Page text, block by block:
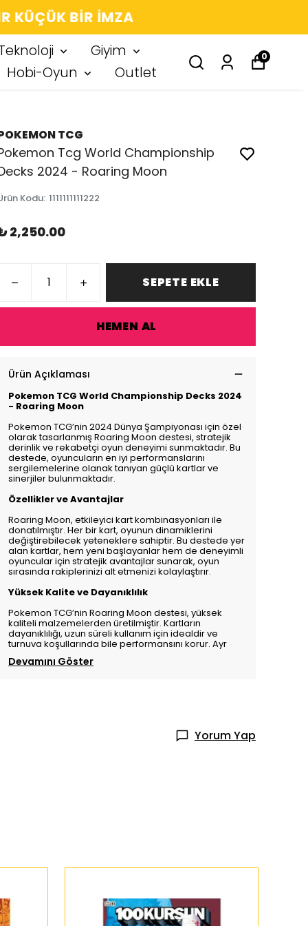
Giyim
Hobi-Oyun Outlet
0
TCG
Tcg World Championship
2024 - Roaring Moon
Kodu: 1111111111222
2,250.00
SEPETE EKLE
HEMEN AL
Ürün Açıklaması
Pokemon TCG World Championship Decks 2024
- Roaring Moon
Pokemon TCG’nin 2024 Dünya Şampiyonası için özel
olarak tasarlanmış Roaring Moon destesi, stratejik
derinlik ve rekabetçi oyun deneyimi sunmaktadır. Bu
destede, oyuncuların en iyi performanslarını
sergilemelerine olanak tanıyan güçlü kartlar ve
sinerjiler bulunmaktadır.
Özellikler ve Avantajlar
Roaring Moon, etkileyici kart kombinasyonları ile
donatılmıştır. Her bir kart, oyunun dinamiklerini
değiştirebilecek yeteneklere sahiptir. Bu destede yer
alan kartlar, hem yeni başlayanlar hem de deneyimli
oyuncular için stratejik avantajlar sunarak, oyun
sırasında rakiplerinizi alt etmenizi kolaylaştırır.
Yüksek Kalite ve Dayanıklılık
Pokemon TCG’nin Roaring Moon destesi, yüksek
kaliteli malzemelerden üretilmiştir. Kartların
dayanıklılığı, uzun süreli kullanım için idealdir ve
turnuva koşullarında bile performansını korur. Ayr
Devamını Göster
Yorum Yap